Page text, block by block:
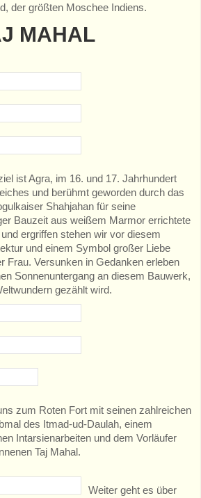
der größten Moschee Indiens.
MAHAL
ist Agra, im 16. und 17. Jahrhundert
und berühmt geworden durch das
Shahjahan für seine
Bauzeit aus weißem Marmor errichtete
ergriffen stehen wir vor diesem
und einem Symbol großer Liebe
Frau. Versunken in Gedanken erleben
Sonnenuntergang an diesem Bauwerk,
gezählt wird.
zum Roten Fort mit seinen zahlreichen
des Itmad-ud-Daulah, einem
Intarsienarbeiten und dem Vorläufer
Taj Mahal.
Weiter geht es über